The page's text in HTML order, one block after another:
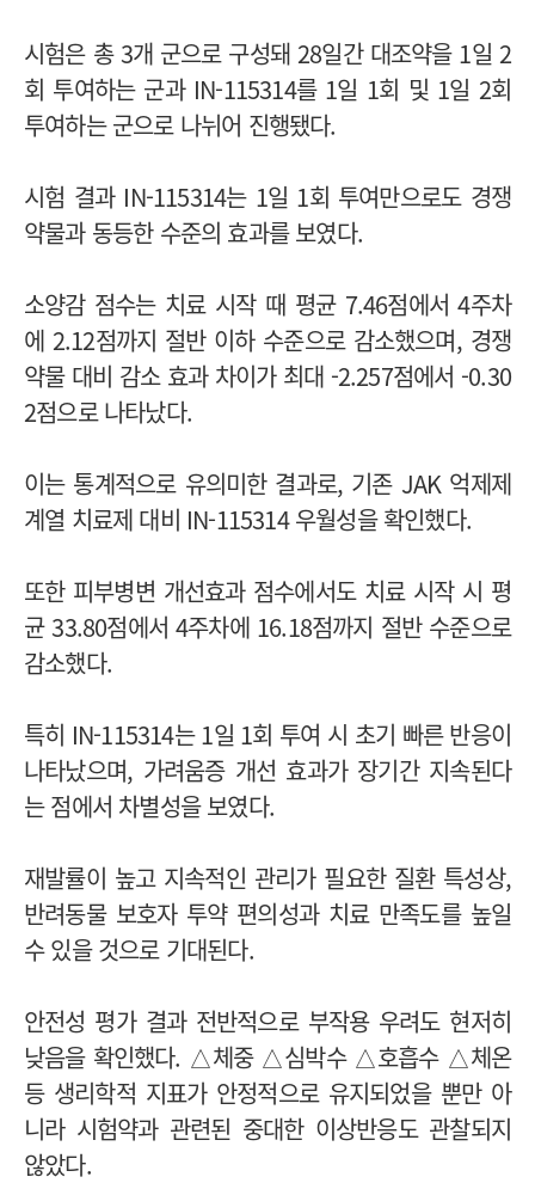
시험은 총 3개 군으로 구성돼 28일간 대조약을 1일 2
회 투여하는 군과 IN-115314를 1일 1회 및 1일 2회
투여하는 군으로 나뉘어 진행됐다.
시험 결과 IN-115314는 1일 1회 투여만으로도 경쟁
약물과 동등한 수준의 효과를 보였다.
소양감 점수는 치료 시작 때 평균 7.46점에서 4주차
에 2.12점까지 절반 이하 수준으로 감소했으며, 경쟁
약물 대비 감소 효과 차이가 최대 -2.257점에서 -0.30
2점으로 나타났다.
이는 통계적으로 유의미한 결과로, 기존 JAK 억제제
계열 치료제 대비 IN-115314 우월성을 확인했다.
또한 피부병변 개선효과 점수에서도 치료 시작 시 평
균 33.80점에서 4주차에 16.18점까지 절반 수준으로
감소했다.
특히 IN-115314는 1일 1회 투여 시 초기 빠른 반응이
나타났으며, 가려움증 개선 효과가 장기간 지속된다
는 점에서 차별성을 보였다.
재발률이 높고 지속적인 관리가 필요한 질환 특성상,
반려동물 보호자 투약 편의성과 치료 만족도를 높일
수 있을 것으로 기대된다.
안전성 평가 결과 전반적으로 부작용 우려도 현저히
낮음을 확인했다. △체중 △심박수 △호흡수 △체온
등 생리학적 지표가 안정적으로 유지되었을 뿐만 아
니라 시험약과 관련된 중대한 이상반응도 관찰되지
않았다.